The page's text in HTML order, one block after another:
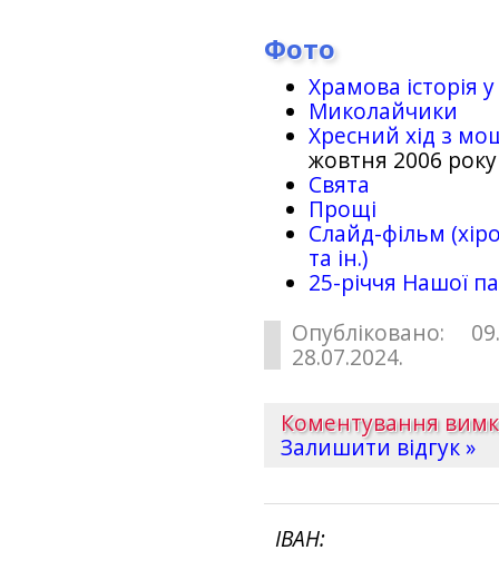
Фото
Храмова історія
Миколайчики
Хресний хід з
жовтня 2006 року
Свята
Прощі
Слайд-фільм
та ін.)
25-рiччя Нашої
Опубліковано:
28.07.2024.
Коментування
Залишити відгук »
ІВАН